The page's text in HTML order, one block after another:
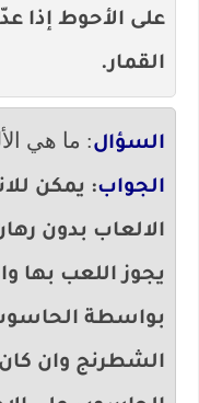
على الأحوط إذا
القمار.
السؤال: ما هي
الجواب: يمكن
الالعاب بدون
يجوز اللعب بها
بواسطة
الشطرنج وان